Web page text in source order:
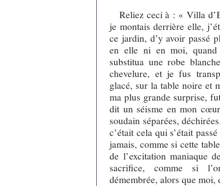
Reliez ceci à : « Villa
je montais derrière elle,
ce jardin, d’y avoir passé
en elle ni en moi, quand
substitua une robe
chevelure, et je fus
glacé, sur la table noire et
ma plus grande surprise,
dit un séisme en mon
soudain séparées,
c’était cela qui s’était
jamais, comme si cette
de l’excitation maniaque
sacrifice, comme si
démembrée, alors que